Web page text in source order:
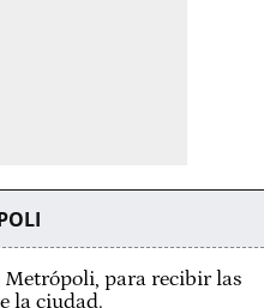
para recibir las
la ciudad.